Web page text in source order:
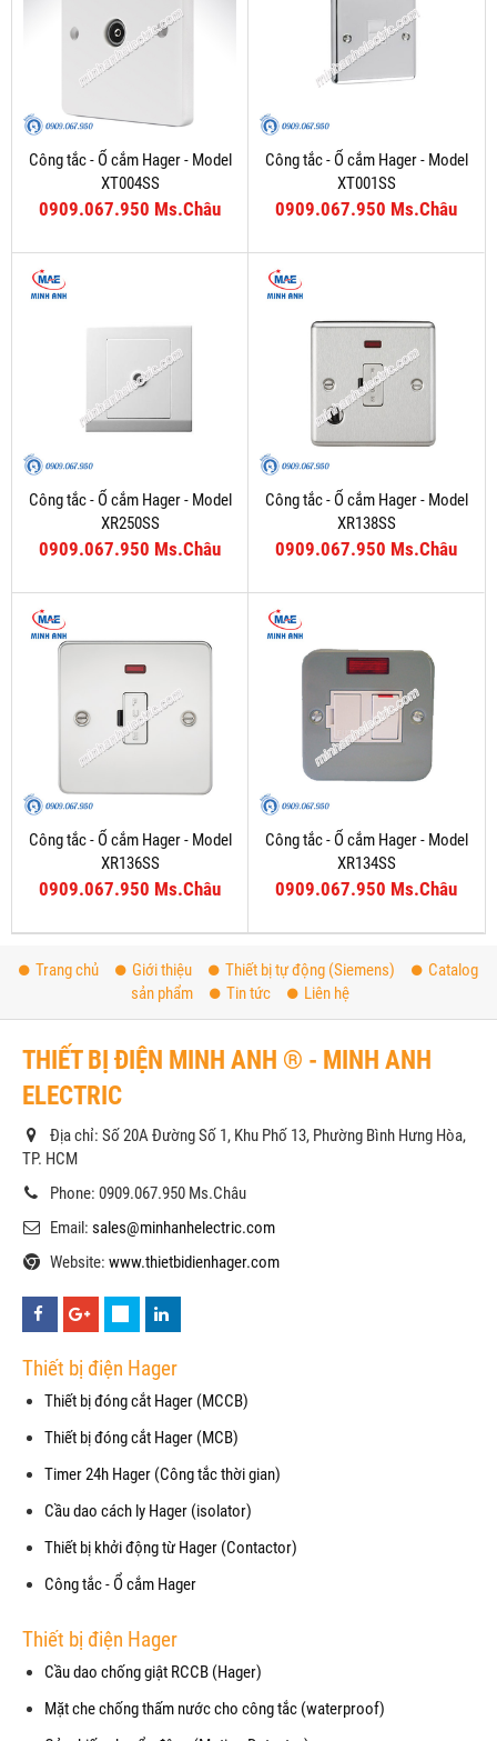
Công tắc - Ổ cắm Hager - Model
XT004SS
0909.067.950 Ms.Châu
Công tắc - Ổ cắm Hager - Model
XT001SS
0909.067.950 Ms.Châu
Công tắc - Ổ cắm Hager - Model
XR250SS
0909.067.950 Ms.Châu
Công tắc - Ổ cắm Hager - Model
XR138SS
0909.067.950 Ms.Châu
Công tắc - Ổ cắm Hager - Model
XR136SS
0909.067.950 Ms.Châu
Công tắc - Ổ cắm Hager - Model
XR134SS
0909.067.950 Ms.Châu
Trang chủ Giới thiệu Thiết bị tự động (Siemens)
Catalog
sản phẩm
Tin tức Liên hệ
THIẾT BỊ ĐIỆN MINH ANH ® - MINH ANH
ELECTRIC
Địa chỉ: Số 20A Đường Số 1, Khu Phố 13, Phường Bình Hưng Hòa,
TP. HCM
Phone: 0909.067.950 Ms.Châu
Email: sales@minhanhelectric.com
Website: www.thietbidienhager.com
Thiết bị điện Hager
Thiết bị đóng cắt Hager (MCCB)
Thiết bị đóng cắt Hager (MCB)
Timer 24h Hager (Công tắc thời gian)
Cầu dao cách ly Hager (isolator)
Thiết bị khởi động từ Hager (Contactor)
Công tắc - Ổ cắm Hager
Thiết bị điện Hager
Cầu dao chống giật RCCB (Hager)
Mặt che chống thấm nước cho công tắc (waterproof)